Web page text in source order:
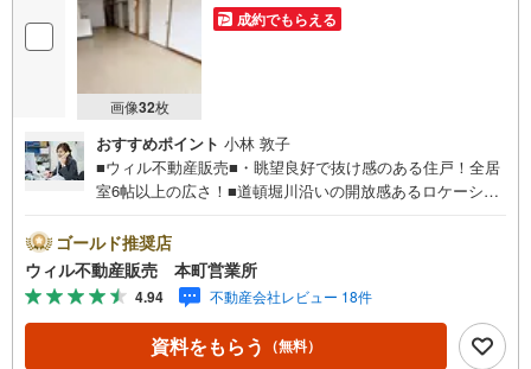
画像32枚
成約でもらえる
おすすめポイント 小林 敦子
■ウィル不動産販売■・眺望良好で抜け感のある住戸！全居
室6帖以上の広さ！■道頓堀川沿いの開放感あるロケーショ
勢！■複数沿線利用可能！■『関西スーパー』徒歩3分で毎
日のお買い物もラクラク便利！■小学校徒歩3分・中学校徒
歩7分で通学しやすい立地！■ペットと一緒に暮らせるマン
ション（諸条件あり）！■3DK！■11階部分！眺望良好で抜
け感のある住戸！■陽当たり・風通し良好！■各居室ゆとり
のある広さ！■DKと和室2間がつながる回遊性のある続き間
ゴールド推奨店
ウィル不動産販売 本町営業所
4.94 不動産会社レビュー 18件
資料をもらう （無料）